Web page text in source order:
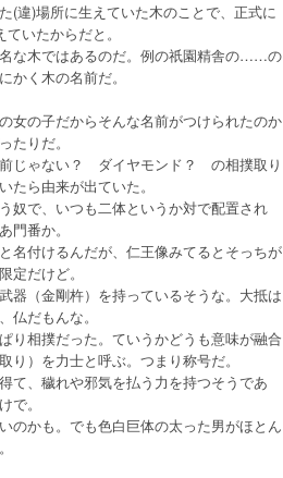
(違)場所に生えていた木のことで、正式に
いたからだと。
な木ではあるのだ。例の祇園精舎の……の
く木の名前だ。
女の子だからそんな名前がつけられたのか
たりだ。
じゃない？ ダイヤモンド？ の相撲取り
ら由来が出ていた。
奴で、いつも二体というか対で配置され
門番か。
名付けるんだが、仁王像みてるとそっちが
だけど。
器（金剛杵）を持っているそうな。大抵は
だもんな。
り相撲だった。ていうかどうも意味が融合
）を力士と呼ぶ。つまり称号だ。
て、穢れや邪気を払う力を持つそうであ
で。
のかも。でも色白巨体の太った男がほとん